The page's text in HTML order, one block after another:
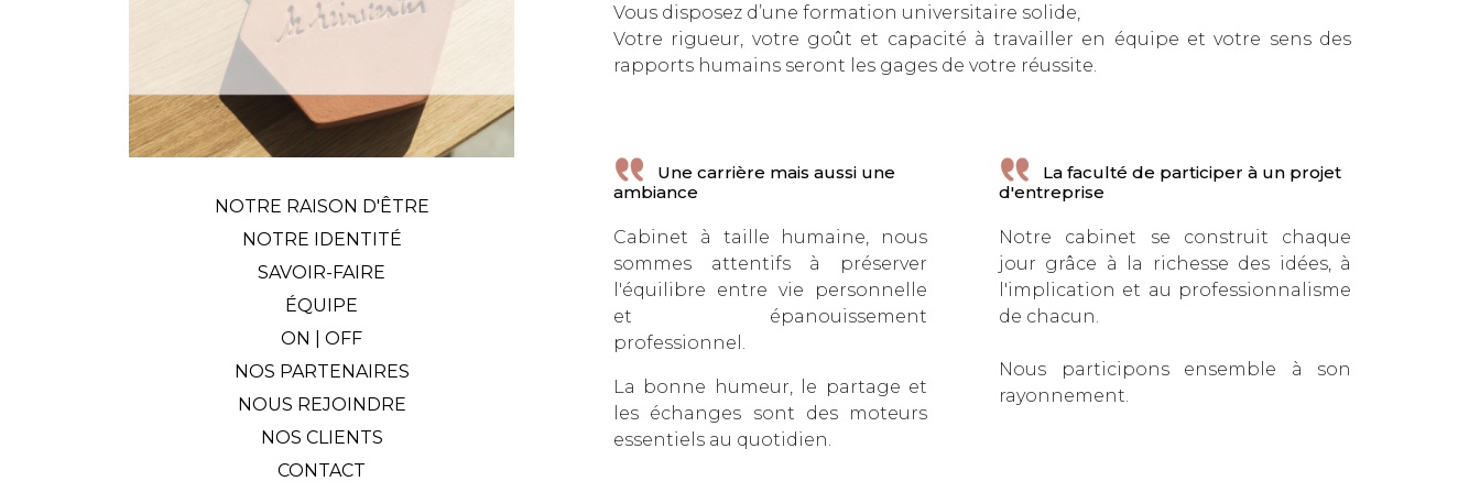
NOTRE RAISON D'ÊTRE
NOTRE IDENTITÉ
SAVOIR-FAIRE
ÉQUIPE
ON | OFF
NOS PARTENAIRES
NOUS REJOINDRE
NOS CLIENTS
CONTACT
Vous disposez d’une formation universitaire solide,
Votre rigueur, votre goût et capacité à travailler en équipe et votre sens des
rapports humains seront les gages de votre réussite.
Une carrière mais aussi une
ambiance
Cabinet à taille humaine, nous
sommes attentifs à préserver
l'équilibre entre vie personnelle
et épanouissement
professionnel.
La bonne humeur, le partage et
les échanges sont des moteurs
essentiels au quotidien.
La faculté de participer à un projet
d'entreprise
Notre cabinet se construit chaque
jour grâce à la richesse des idées, à
l'implication et au professionnalisme
de chacun.
Nous participons ensemble à son
rayonnement.